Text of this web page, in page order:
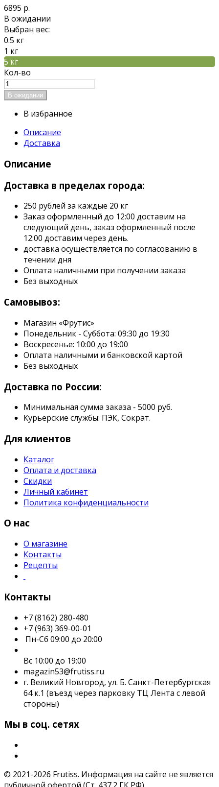
6895 р.
В ожидании
Выбран вес:
0.5 кг
1 кг
5 кг
Кол-во
В избранное
Описание
Доставка
Описание
Доставка в пределах города:
250 рублей за каждые 20 кг
Заказ оформленный до 12:00 доставим на
следующий день, заказ оформленный после
12:00 доставим через день.
доставка осуществляется по согласованию в
течении дня
Оплата наличными при получении заказа
Без выходных
Самовывоз:
Магазин «Фрутис»
Понедельник - Суббота: 09:30 до 19:30
Воскресенье: 10:00 до 19:00
Оплата наличными и банковской картой
Без выходных
Доставка по России:
Минимальная сумма заказа - 5000 руб.
Курьерские службы: ПЭК, Сократ.
Для клиентов
Каталог
Оплата и доставка
Скидки
Личный кабинет
Политика конфиденциальности
О нас
О магазине
Контакты
Рецепты
Контакты
+7 (8162) 280-480
+7 (963) 369-00-01
Пн-Сб 09:00 до 20:00
Вс 10:00 до 19:00
magazin53@frutiss.ru
г. Великий Новгород, ул. Б. Санкт-Петербургская
64 к.1 (въезд через парковку ТЦ Лента с левой
стороны)
Мы в соц. сетях
© 2021-2026 Frutiss. Информация на сайте не является